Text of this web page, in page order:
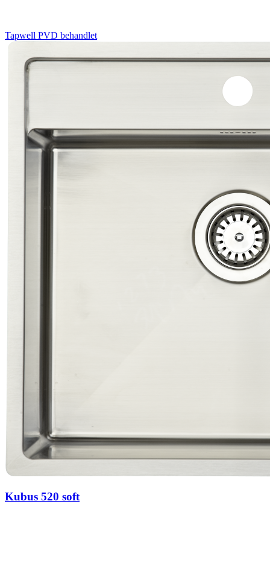
Tapwell PVD behandlet
Kubus 520 soft